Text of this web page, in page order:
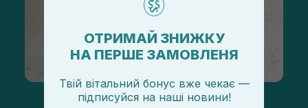
ОТРИМАЙ ЗНИЖКУ
НА ПЕРШЕ ЗАМОВЛЕНЯ
Твій вітальний бонус вже чекає —
підписуйся на наші новини!